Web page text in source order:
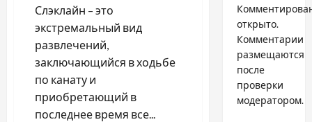
Слэклайн – это
экстремальный вид
развлечений,
заключающийся в ходьбе
по канату и
приобретающий в
последнее время все...
открыто.
Комментарии
размещаются
после
проверки
модератором.